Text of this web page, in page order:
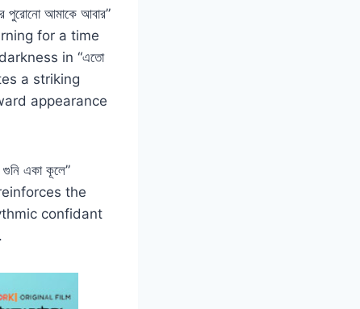
আমাকে আবার”
for a time
in “এতো
a striking
appearance
একা কূলে”
the
confidant